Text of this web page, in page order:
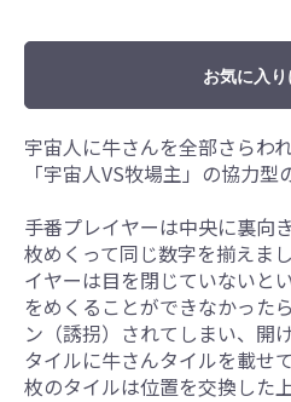
お気に入り
宇宙人に牛さんを全部さらわ
「宇宙人VS牧場主」の協力型
手番プレイヤーは中央に裏向
枚めくって同じ数字を揃えま
イヤーは目を閉じていないと
をめくることができなかった
ン（誘拐）されてしまい、開
タイルに牛さんタイルを載せ
枚のタイルは位置を交換した